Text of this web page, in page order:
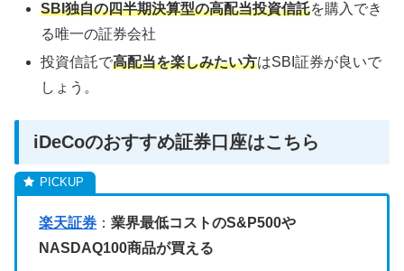
SBI独自の四半期決算型の高配当投資信託を購入でき
る唯一の証券会社
投資信託で高配当を楽しみたい方はSBI証券が良いで
しょう。
iDeCoのおすすめ証券口座はこちら
楽天証券 ： 業界最低コストのS&P500や
NASDAQ100商品が買える